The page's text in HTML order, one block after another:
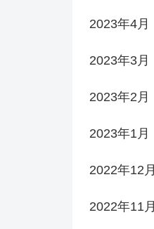
2023年4月
2023年3月
2023年2月
2023年1月
2022年12月
2022年11月